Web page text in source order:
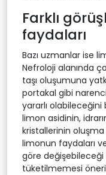
Farklı
faydaları
Bazı uzmanlar ise
Nefroloji alanında
taşı oluşumuna
portakal gibi
yararlı
limon asidinin,
kristallerinin oluşma
limonun faydaları
göre
tüketilmemesi